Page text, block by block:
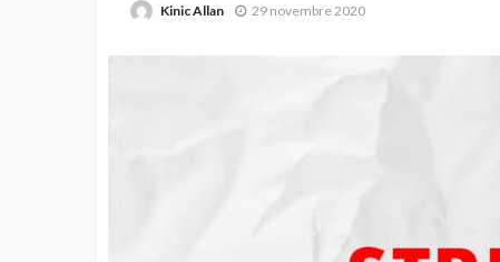
Kinic Allan 29 novembre 2020